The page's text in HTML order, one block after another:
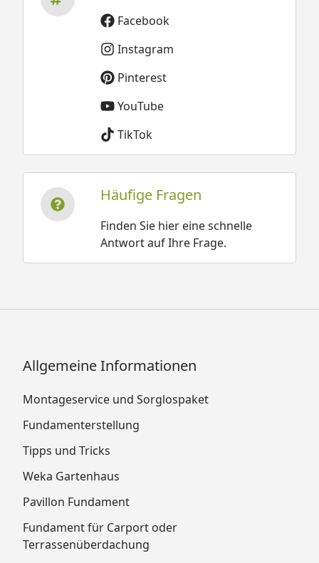
Facebook
Instagram
Pinterest
YouTube
TikTok
Häufige Fragen
Finden Sie hier eine schnelle
Antwort auf Ihre Frage.
Allgemeine Informationen
Montageservice und Sorglospaket
Fundamenterstellung
Tipps und Tricks
Weka Gartenhaus
Pavillon Fundament
Fundament für Carport oder
Terrassenüberdachung